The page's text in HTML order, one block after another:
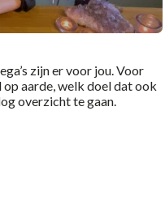
zijn er voor jou. Voor
aarde, welk doel dat ook
overzicht te gaan.